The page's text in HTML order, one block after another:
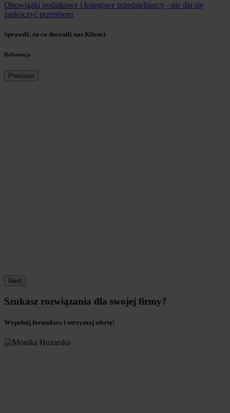
Obowiązki podatkowe i księgowe przedsiębiorcy - nie daj się
zaskoczyć przepisom
Sprawdź, za co docenili nas Klienci
Referencje
Previous
Next
Szukasz rozwiązania dla swojej firmy?
Wypełnij formularz i otrzymaj ofertę!